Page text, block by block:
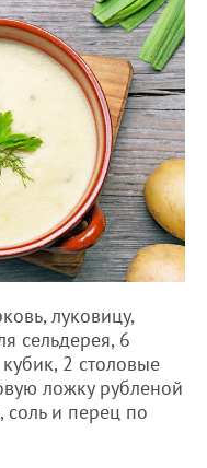
луковицу,
сельдерея, 6
2 столовые
ложку рубленой
соль и перец по